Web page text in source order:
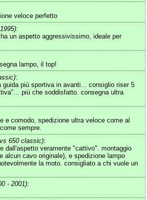
veloce perfetto
:
un aspetto aggressivissimo, ideale per
lampo, il top!
:
guida più sportiva in avanti... consiglio riser 5
più che soddisfatto. consegna ultra
e comodo, spedizione ultra veloce come al
sempre.
650 classic):
dall'aspetto veramente "cattivo". montaggio
alcun cavo originale), e spedizione lampo
la moto. consigliato a chi vuole un
- 2001):